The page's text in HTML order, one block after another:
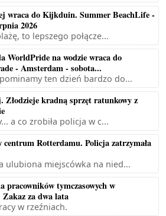
wraca do Kijkduin. Summer BeachLife -
2026
to lepszego połącze...
WorldPride na wodzie wraca do
- Amsterdam - sobota...
ten dzień bardzo do...
kradną sprzęt ratunkowy z
a co zrobiła policja w c...
centrum Rotterdamu. Policja zatrzymała
ulubiona miejscówka na nied...
pracowników tymczasowych w
za dwa lata
w rzeźniach.